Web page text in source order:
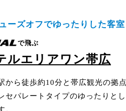
ーズオフでゆったりした客室
で飛ぶ
ルエリアワン帯広
から徒歩約10分と帯広観光の拠
セパレートタイプのゆったりと